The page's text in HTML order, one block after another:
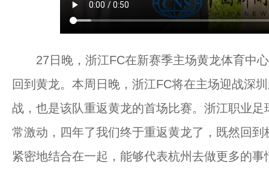
27日晚，浙江FC在新赛季主场黄龙体育中心
回到黄龙。本周日晚，浙江FC将在主场迎战深
战，也是该队重返黄龙的首场比赛。浙江职业
常激动，四年了我们终于重返黄龙了，既然回
紧密地结合在一起，能够代表杭州去做更多的事